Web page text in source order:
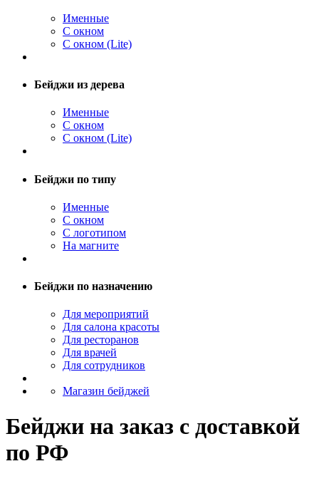
Именные
С окном
С окном (Lite)
Бейджи из дерева
Именные
С окном
С окном (Lite)
Бейджи по типу
Именные
С окном
С логотипом
На магните
Бейджи по назначению
Для мероприятий
Для салона красоты
Для ресторанов
Для врачей
Для сотрудников
Магазин бейджей
Бейджи на заказ с доставкой
по РФ